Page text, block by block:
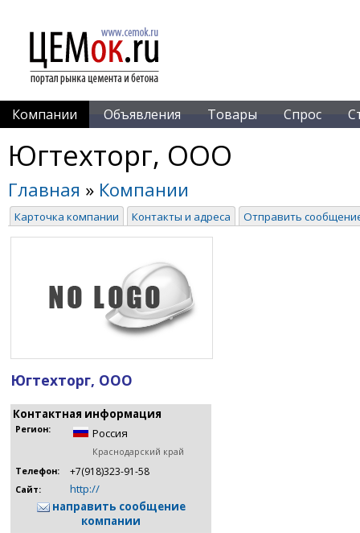
Компании Объявления Товары Спрос
Югтехторг, ООО
Главная » Компании
Карточка компании Контакты и адреса Отправить
Югтехторг, ООО
Контактная информация
Регион: Россия
Краснодарский край
Телефон:
+7(918)323-91-58
Сайт:
http://
направить сообщение
компании